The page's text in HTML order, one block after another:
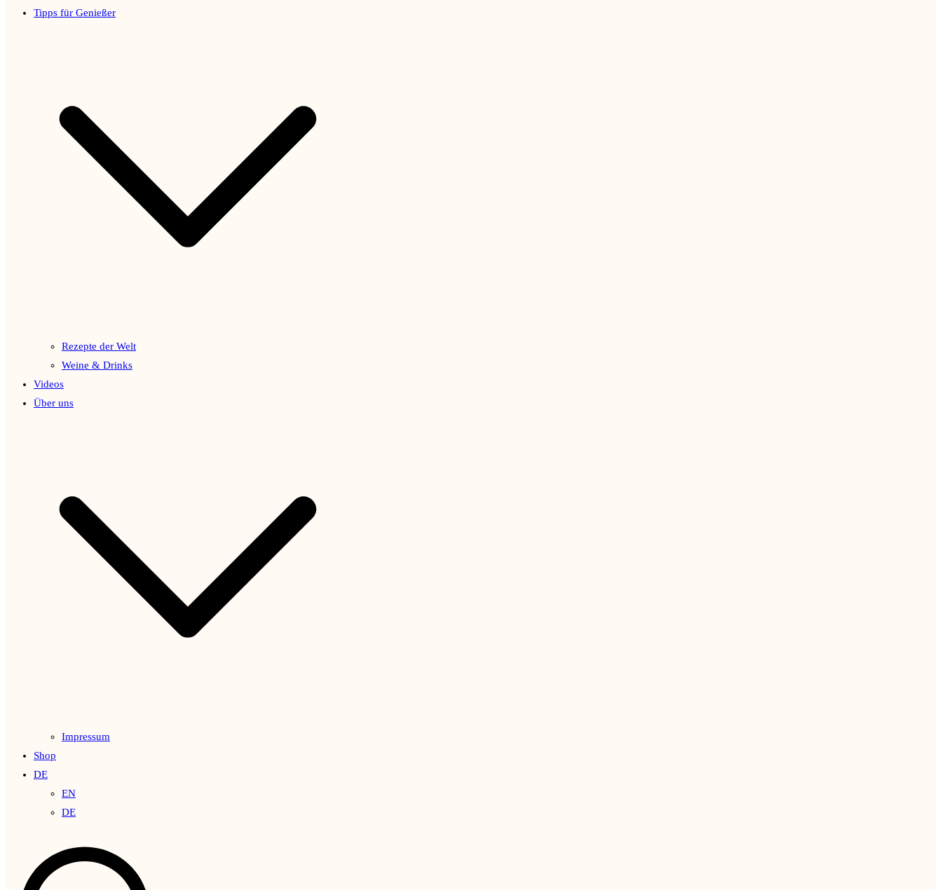
Tipps für Genießer
Rezepte der Welt
Weine & Drinks
Videos
Über uns
Impressum
Shop
DE
EN
DE